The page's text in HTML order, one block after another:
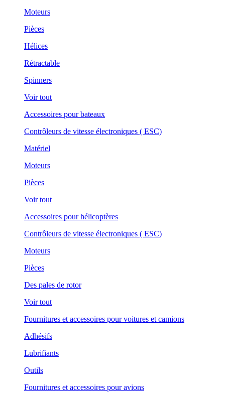
Moteurs
Pièces
Hélices
Rétractable
Spinners
Voir tout
Accessoires pour bateaux
Contrôleurs de vitesse électroniques ( ESC)
Matériel
Moteurs
Pièces
Voir tout
Accessoires pour hélicoptères
Contrôleurs de vitesse électroniques ( ESC)
Moteurs
Pièces
Des pales de rotor
Voir tout
Fournitures et accessoires pour voitures et camions
Adhésifs
Lubrifiants
Outils
Fournitures et accessoires pour avions